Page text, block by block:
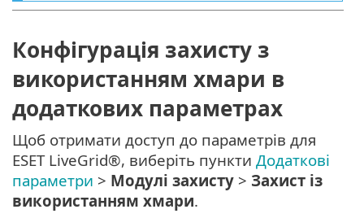
Конфігурація захисту з
використанням хмари в
додаткових параметрах
Щоб отримати доступ до параметрів для
ESET LiveGrid®, виберіть пункти Додаткові
параметри > Модулі захисту > Захист із
використанням хмари.